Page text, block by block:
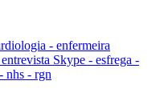
- enfermeira
Skype - esfrega -
nhs - rgn